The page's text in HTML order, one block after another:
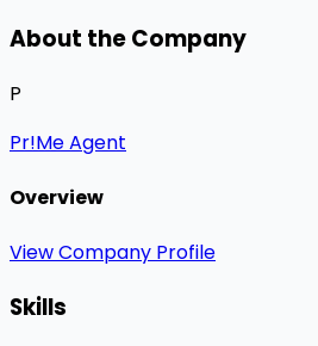
About the Company
P
Pr!Me Agent
Overview
View Company Profile
Skills